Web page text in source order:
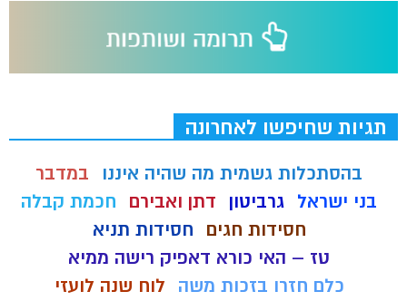
תגיות שחיפשו לאחרונה
בהסתכלות גשמית מה שהיה איננו
במדבר
בני ישראל גרביטון דתן ואבירם
חכמת קבלה
חסידות חגים
חסידות תניא
טז – האי כורא דאפיק רישה ממיא
כלם חזרו בזכות משה
לוח שנה לועזי